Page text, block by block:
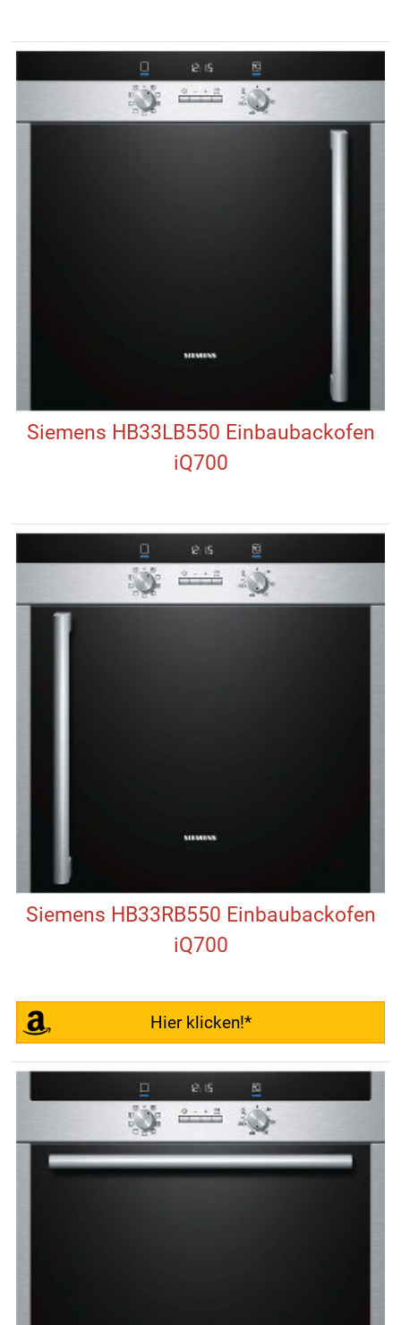
Siemens HB33LB550 Einbaubackofen
iQ700
Siemens HB33RB550 Einbaubackofen
iQ700
Hier klicken!*